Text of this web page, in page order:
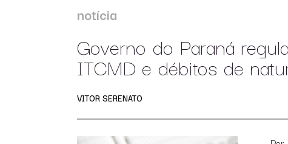
notícia
Governo do Paraná
ITCMD e débitos de
VITOR SERENATO